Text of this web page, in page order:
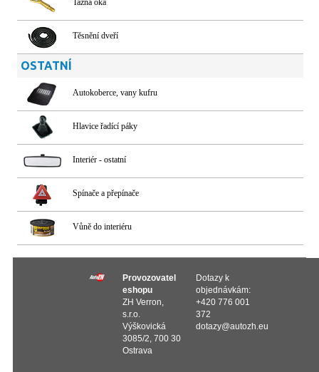
Tažná oka
Těsnění dveří
OSTATNÍ
Autokoberce, vany kufru
Hlavice řadící páky
Interiér - ostatní
Spínače a přepínače
Vůně do interiéru
Provozovatel
eshopu
ZH Verron,
s.r.o.
Výškovická
3085/2, 700 30
Ostrava
Dotazy k
objednávkám:
+420 776 001
372
dotazy@autozh.eu